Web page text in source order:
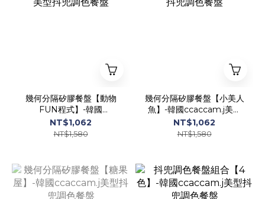
幾何分隔矽膠餐盤【動物
FUN程式】-韓國
ccaccam.j美型抖兜調色餐
盤
NT$1,062
NT$1,580
幾何分隔矽膠餐盤【小美人
魚】-韓國ccaccam.j美型
抖兜調色餐盤
NT$1,062
NT$1,580